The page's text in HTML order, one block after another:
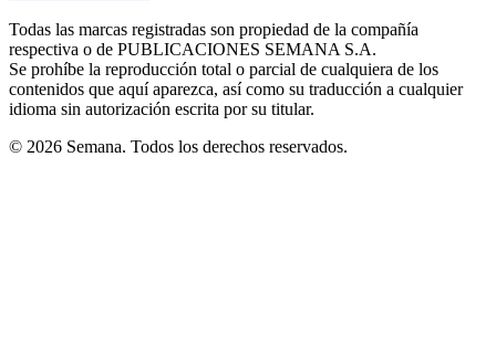
windowwindowwindow
new
window
Todas las marcas registradas son propiedad de la compañía
respectiva o de PUBLICACIONES SEMANA S.A.
Se prohíbe la reproducción total o parcial de cualquiera de los
contenidos que aquí aparezca, así como su traducción a cualquier
idioma sin autorización escrita por su titular.
© 2026 Semana. Todos los derechos reservados.